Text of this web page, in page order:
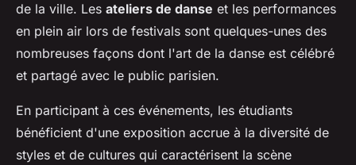
de la ville. Les ateliers de danse et les performances
en plein air lors de festivals sont quelques-unes des
nombreuses façons dont l'art de la danse est célébré
et partagé avec le public parisien.
En participant à ces événements, les étudiants
bénéficient d'une exposition accrue à la diversité de
styles et de cultures qui caractérisent la scène